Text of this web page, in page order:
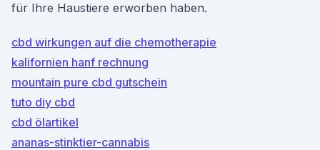
für Ihre Haustiere erworben haben.
cbd wirkungen auf die chemotherapie
kalifornien hanf rechnung
mountain pure cbd gutschein
tuto diy cbd
cbd ölartikel
ananas-stinktier-cannabis